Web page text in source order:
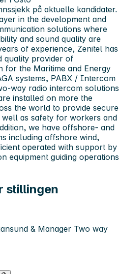
på aktuelle kandidater.
in the development and
solutions where
and sound quality are
of experience, Zenitel has
quality provider of
for the Maritime and Energy
systems, PABX / Intercom
way radio intercom solutions
installed on more the
the world to provide secure
as safety for workers and
we have offshore- and
including offshore wind,
operated with support by
equipment guiding operations
stillingen
& Manager Two way